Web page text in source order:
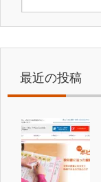
最近の投稿